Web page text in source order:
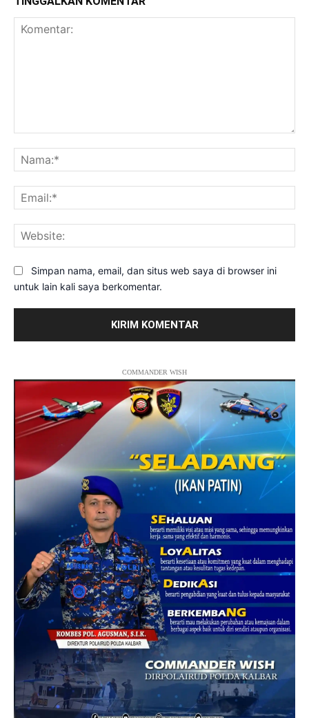
Simpan nama, email, dan situs web saya di browser ini
untuk lain kali saya berkomentar.
COMMANDER WISH